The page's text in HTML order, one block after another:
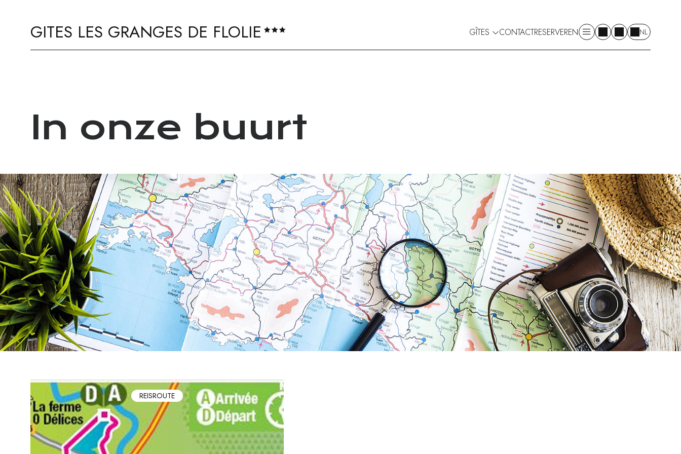
GITES LES GRANGES DE FLOLIE NL
GÎTES CONTACTRESERVEREN
In onze buurt
REISROUTE